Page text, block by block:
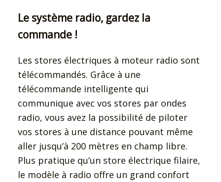
Le système radio, gardez la
commande !
Les stores électriques à moteur radio sont
télécommandés. Grâce à une
télécommande intelligente qui
communique avec vos stores par ondes
radio, vous avez la possibilité de piloter
vos stores à une distance pouvant même
aller jusqu’à 200 mètres en champ libre.
Plus pratique qu’un store électrique filaire,
le modèle à radio offre un grand confort